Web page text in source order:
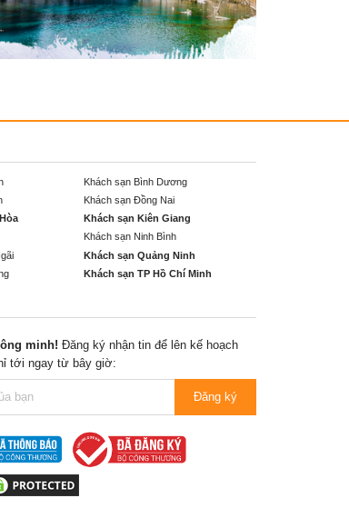
Khách sạn Bình Dương
Khách sạn Đồng Nai
Khách sạn Kiên Giang
Khách sạn Ninh Bình
Khách sạn Quảng Ninh
Khách sạn TP Hồ Chí Minh
minh! Đăng ký nhận tin để lên kế hoạch
tới ngay từ bây giờ:
Đăng ký